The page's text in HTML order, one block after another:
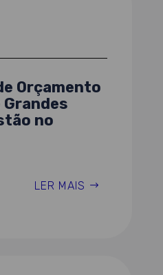
Orçamento
no
LER MAIS